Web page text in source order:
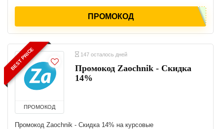
ПРОМОКОД
BEST PRICE
ПРОМОКОД
147 осталось дней
Промокод Zaochnik - Скидка
14%
Промокод Zaochnik - Скидка 14% на курсовые